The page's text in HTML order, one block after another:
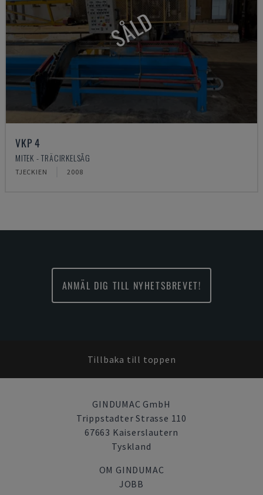
SÅLD
VKP 4
MITEK - TRÄCIRKELSÅG
TJECKIEN 2008
ANMÄL DIG TILL NYHETSBREVET!
Tillbaka till toppen
GINDUMAC GmbH
Trippstadter Strasse 110
67663 Kaiserslautern
Tyskland
OM GINDUMAC
JOBB